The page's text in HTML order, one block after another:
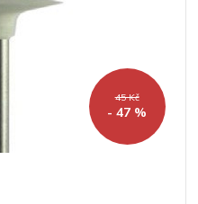
45 Kč
- 47 %